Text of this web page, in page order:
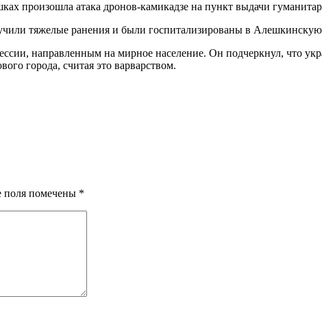
произошла атака дронов-камикадзе на пункт выдачи
тяжелые ранения и были госпитализированы в
направленным на мирное население. Он подчеркнул, что
города, считая это варварством.
поля помечены *